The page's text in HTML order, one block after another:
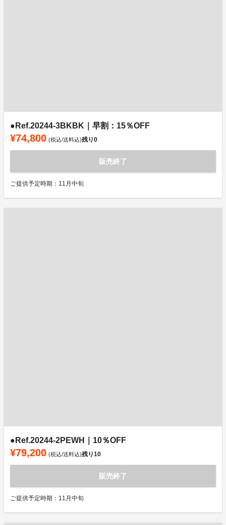
●Ref.20244-3BKBK｜早割：15％OFF
¥74,800 (税込/送料込)残り0
販売終了
ご提供予定時期：11月中旬
●Ref.20244-2PEWH｜10％OFF
¥79,200 (税込/送料込)残り10
販売終了
ご提供予定時期：11月中旬